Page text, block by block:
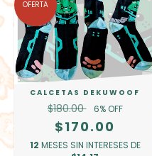
OFERTA
CALCETAS DEKUWOOF
$180.00 6% OFF
$170.00
12 MESES SIN INTERESES DE